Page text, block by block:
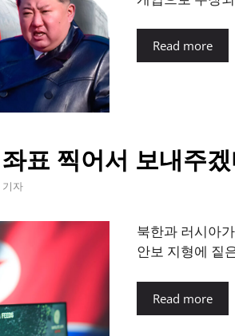
Read more
표 찍어서 보내주
기자
북한과 러시아
안보 지형에 짙
Read more